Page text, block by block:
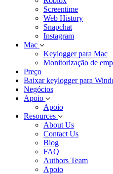
Screentime
Web History
Snapchat
Instagram
Mac
Keylogger para Mac
Monitorização de
Preço
Baixar keylogger para
Negócios
Apoio
Apoio
Resources
About Us
Contact Us
Blog
FAQ
Authors Team
Apoio